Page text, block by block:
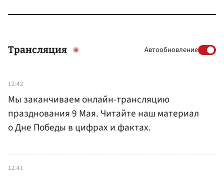
Трансляция Автообновление
12:42
Мы заканчиваем онлайн-трансляцию
празднования 9 Мая. Читайте наш материал
о Дне Победы в цифрах и фактах.
12.41